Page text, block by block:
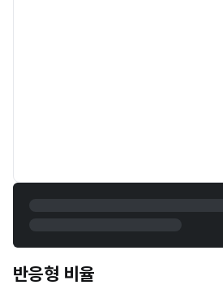
반응형 비율